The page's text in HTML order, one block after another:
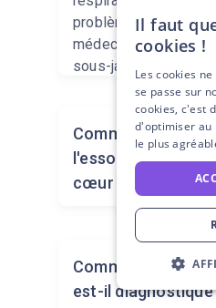
problème persiste,
médecin pour
sous-jacente.
Comment savoir si
l'essoufflement
cœur ou des
L'essoufflement
d'un gonflement des
Comment
est-il diagnostiqué
Il faut
cookies !
Les cookies
se passe sur
cookies, c'est
d'optimiser au
le plus